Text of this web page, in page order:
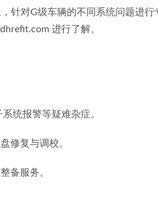
进行了解。
统报警等疑难杂症。
修复与调校。
备服务。